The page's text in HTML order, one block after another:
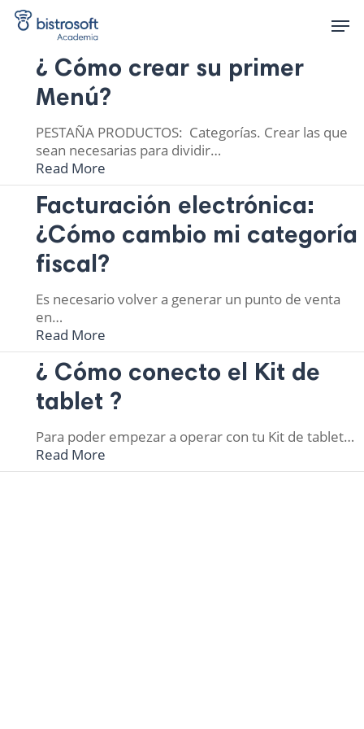
Skip
content¿ Cómo crear su primer
Menú?
PESTAÑA PRODUCTOS: Categorías. Crear las que
sean necesarias para dividir…
Read More
Facturación electrónica:
¿Cómo cambio mi categoría
fiscal?
Es necesario volver a generar un punto de venta
en…
Read More
¿ Cómo conecto el Kit de
tablet ?
Para poder empezar a operar con tu Kit de tablet…
Read More